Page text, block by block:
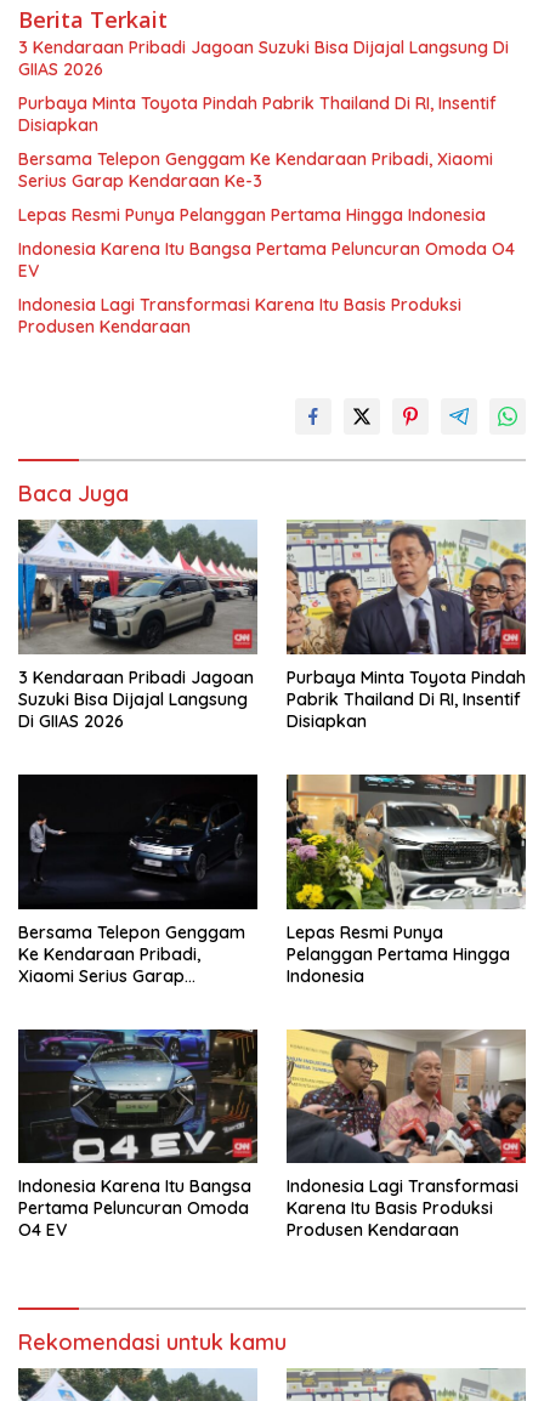
Berita Terkait
3 Kendaraan Pribadi Jagoan Suzuki Bisa Dijajal Langsung Di
GIIAS 2026
Purbaya Minta Toyota Pindah Pabrik Thailand Di RI, Insentif
Disiapkan
Bersama Telepon Genggam Ke Kendaraan Pribadi, Xiaomi
Serius Garap Kendaraan Ke-3
Lepas Resmi Punya Pelanggan Pertama Hingga Indonesia
Indonesia Karena Itu Bangsa Pertama Peluncuran Omoda O4
EV
Indonesia Lagi Transformasi Karena Itu Basis Produksi
Produsen Kendaraan
Baca Juga
3 Kendaraan Pribadi Jagoan
Suzuki Bisa Dijajal Langsung
Di GIIAS 2026
Purbaya Minta Toyota Pindah
Pabrik Thailand Di RI, Insentif
Disiapkan
Bersama Telepon Genggam
Ke Kendaraan Pribadi,
Xiaomi Serius Garap
Lepas Resmi Punya
Pelanggan Pertama Hingga
Indonesia
Indonesia Karena Itu Bangsa
Pertama Peluncuran Omoda
O4 EV
Indonesia Lagi Transformasi
Karena Itu Basis Produksi
Produsen Kendaraan
Rekomendasi untuk kamu